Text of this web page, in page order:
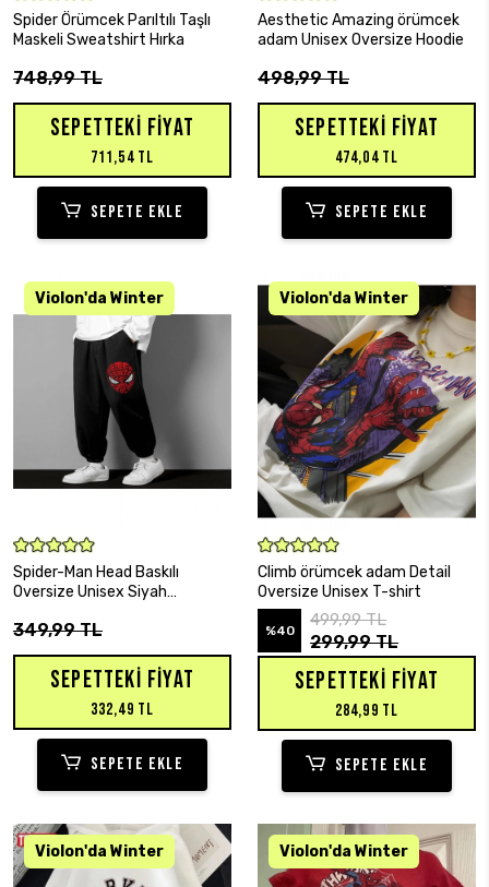
SEPETE EKLE
Spider Örümcek Parıltılı Taşlı
Maskeli Sweatshirt Hırka
748,99 TL
SEPETTEKI FIYAT
711,54 TL
SEPETE EKLE
SEPETE EKLE
Aesthetic Amazing örümcek
adam Unisex Oversize Hoodie
498,99 TL
SEPETTEKI FIYAT
474,04 TL
SEPETE EKLE
SEPETE EKLE
Spider-Man Head Baskılı
Oversize Unisex Siyah
349,99 TL
SEPETTEKI FIYAT
332,49 TL
SEPETE EKLE
SEPETE EKLE
Climb örümcek adam Detail
Oversize Unisex T-shirt
%40
499,99 TL
299,99 TL
SEPETTEKI FIYAT
284,99 TL
SEPETE EKLE